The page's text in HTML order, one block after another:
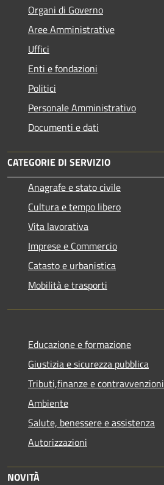
Organi di Governo
Aree Amministrative
Uffici
Enti e fondazioni
Politici
Personale Amministrativo
Documenti e dati
CATEGORIE DI SERVIZIO
Anagrafe e stato civile
Cultura e tempo libero
Vita lavorativa
Imprese e Commercio
Catasto e urbanistica
Mobilità e trasporti
Educazione e formazione
Giustizia e sicurezza pubblica
Tributi,finanze e contravvenzioni
Ambiente
Salute, benessere e assistenza
Autorizzazioni
NOVITÀ